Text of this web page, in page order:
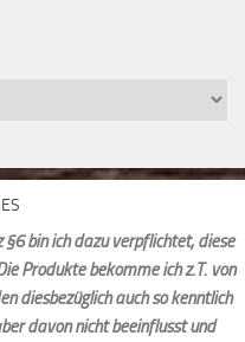
bin ich dazu verpflichtet, diese
Produkte bekomme ich z.T. von
diesbezüglich auch so kenntlich
davon nicht beeinflusst und